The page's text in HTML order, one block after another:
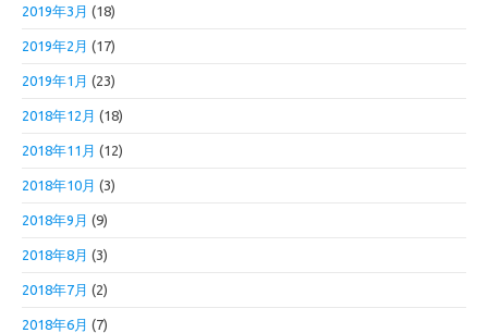
2019年3月 (18)
2019年2月 (17)
2019年1月 (23)
2018年12月 (18)
2018年11月 (12)
2018年10月 (3)
2018年9月 (9)
2018年8月 (3)
2018年7月 (2)
2018年6月 (7)